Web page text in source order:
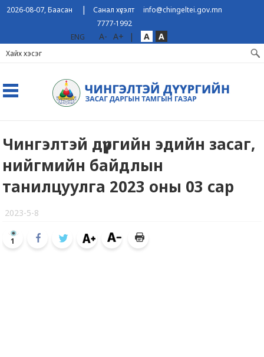
2026-08-07, Баасан |Санал хүсэлт
info@chingeltei.gov.mn
7777-1992
ENG
A- A+ | A A
Чингэлтэй дүүргийн эдийн засаг,
нийгмийн байдлын
танилцуулга 2023 оны 03 сар
2023-5-8
1